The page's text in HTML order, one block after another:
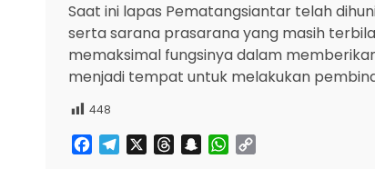
Saat ini lapas Pematangsiantar telah
serta sarana prasarana yang masih
memaksimal fungsinya dalam
menjadi tempat untuk melakukan
448
Facebook
TelegramThreadsSnapchatWhatsApp